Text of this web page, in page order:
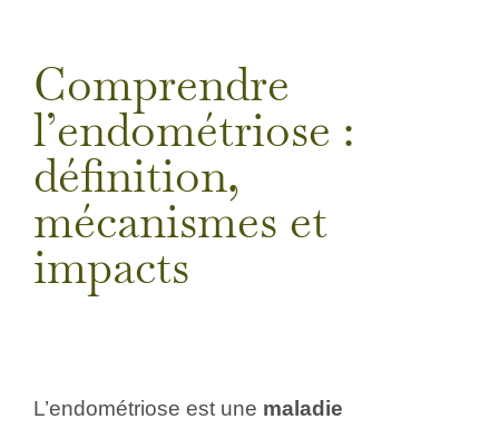
Comprendre
l’endométriose :
définition,
mécanismes et
impacts
L’endométriose est une maladie